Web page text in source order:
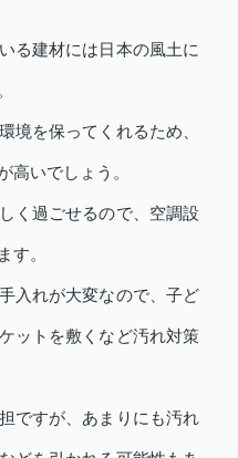
る建材には日本の風土に
境を保ってくれるため、
高いでしょう。
く過ごせるので、空調設
す。
入れが大変なので、子ど
ットを敷くなど汚れ対策
ですが、あまりにも汚れ